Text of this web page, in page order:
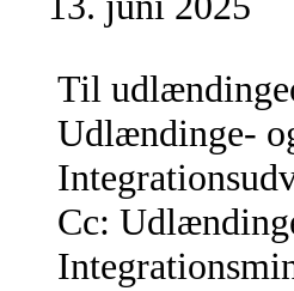
Til
Udlændinge-
Cc: